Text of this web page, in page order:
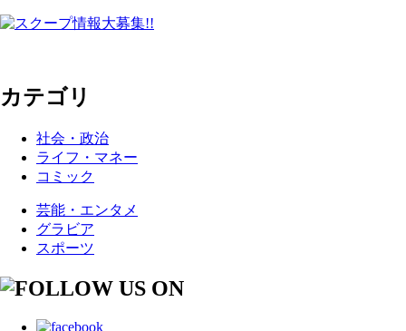
カテゴリ
社会・政治
ライフ・マネー
コミック
芸能・エンタメ
グラビア
スポーツ